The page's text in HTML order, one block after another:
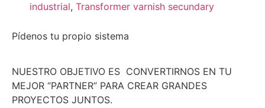
industrial, Transformer varnish secundary
Pídenos tu propio sistema
NUESTRO OBJETIVO ES CONVERTIRNOS EN TU
MEJOR “PARTNER” PARA CREAR GRANDES
PROYECTOS JUNTOS.